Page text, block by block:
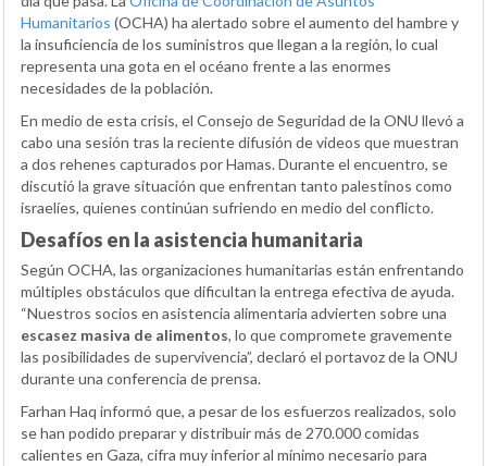
Humanitarios (OCHA) ha alertado sobre el aumento del hambre y
la insuficiencia de los suministros que llegan a la región, lo cual
representa una gota en el océano frente a las enormes
necesidades de la población.
En medio de esta crisis, el Consejo de Seguridad de la ONU llevó a
cabo una sesión tras la reciente difusión de videos que muestran
a dos rehenes capturados por Hamas. Durante el encuentro, se
discutió la grave situación que enfrentan tanto palestinos como
israelíes, quienes continúan sufriendo en medio del conflicto.
Desafíos en la asistencia humanitaria
Según OCHA, las organizaciones humanitarias están enfrentando
múltiples obstáculos que dificultan la entrega efectiva de ayuda.
“Nuestros socios en asistencia alimentaria advierten sobre una
escasez masiva de alimentos, lo que compromete gravemente
las posibilidades de supervivencia”, declaró el portavoz de la ONU
durante una conferencia de prensa.
Farhan Haq informó que, a pesar de los esfuerzos realizados, solo
se han podido preparar y distribuir más de 270.000 comidas
calientes en Gaza, cifra muy inferior al mínimo necesario para